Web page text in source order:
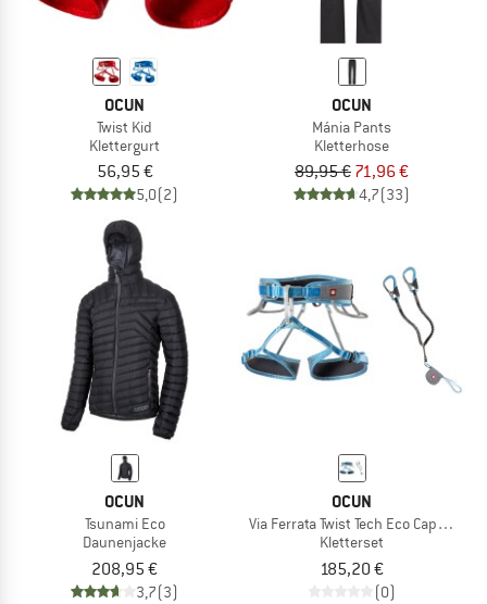
OCUN
Twist Kid
Klettergurt
56,95 €
5,0(2)
OCUN
Mánia Pants
Kletterhose
89,95 € 71,96 €
4,7(33)
OCUN
Tsunami Eco
Daunenjacke
208,95 €
3,7(3)
OCUN
Via Ferrata Twist Tech Eco Captur
Kletterset
185,20 €
(0)